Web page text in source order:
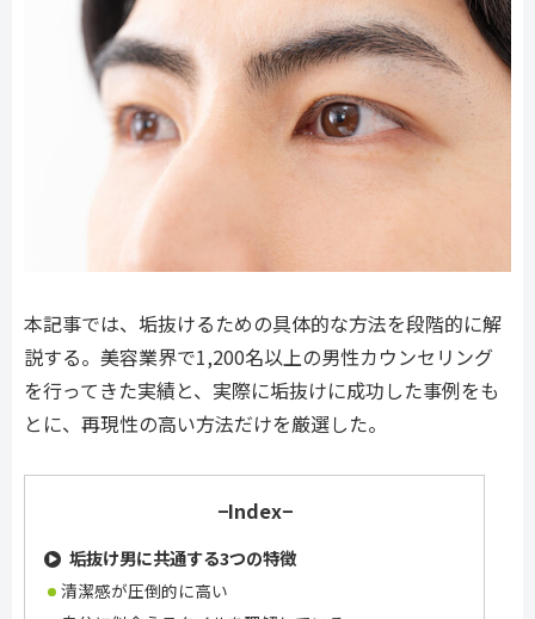
本記事では、垢抜けるための具体的な方法を段階的に解
説する。美容業界で1,200名以上の男性カウンセリング
を行ってきた実績と、実際に垢抜けに成功した事例をも
とに、再現性の高い方法だけを厳選した。
−Index−
垢抜け男に共通する3つの特徴
清潔感が圧倒的に高い